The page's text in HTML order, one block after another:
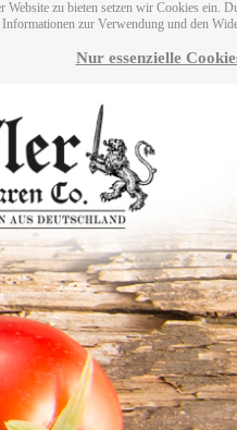
Website zu bieten setzen wir Cookies
Informationen zur Verwendung und den
Nur essenzielle